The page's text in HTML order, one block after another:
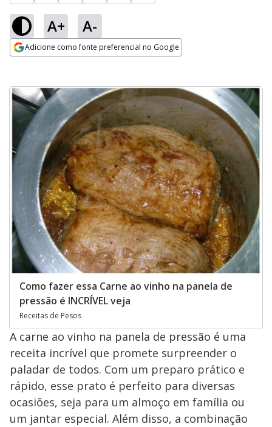
A+ A-
Adicione como fonte preferencial no Google
Como fazer essa Carne ao vinho na panela de
pressão é INCRÍVEL veja
Receitas de Pesos
A carne ao vinho na panela de pressão é uma
receita incrível que promete surpreender o
paladar de todos. Com um preparo prático e
rápido, esse prato é perfeito para diversas
ocasiões, seja para um almoço em família ou
um jantar especial. Além disso, a combinação